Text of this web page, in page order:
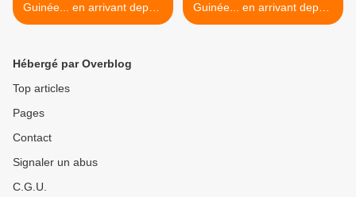
Guinée... en arrivant depuis
la Guinée Bissau via la N3.
Guinée... en arrivant depuis
la Guinée Bissau via la N9.
Hébergé par Overblog
Top articles
Pages
Contact
Signaler un abus
C.G.U.